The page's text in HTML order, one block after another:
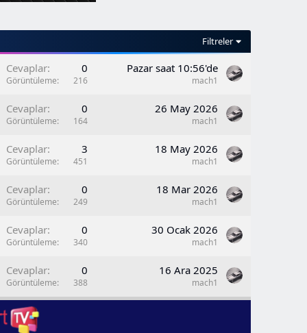
Filtreler
Cevaplar 0
Görüntüleme 216
Pazar saat 10:56'de
mach1
Cevaplar 0
Görüntüleme 164
26 May 2026
mach1
Cevaplar 3
Görüntüleme 451
18 May 2026
mach1
Cevaplar 0
Görüntüleme 249
18 Mar 2026
mach1
Cevaplar 0
Görüntüleme 340
30 Ocak 2026
mach1
Cevaplar 0
Görüntüleme 388
16 Ara 2025
mach1